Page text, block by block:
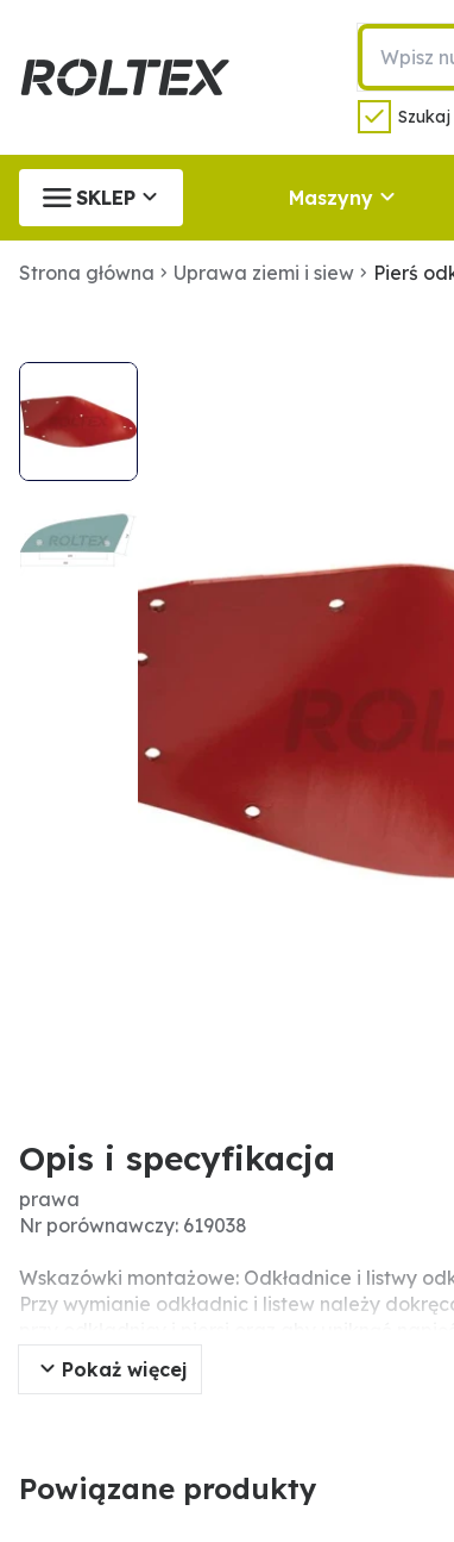
SKLEP Maszyny
Strona główna Uprawa ziemi i siew Pierś
Opis i specyfikacja
prawa
Nr porównawczy: 619038
Wskazówki montażowe: Odkładnice i listwy
Przy wymianie odkładnic i listew należy
ponieważ może to prowadzić do uszkodzenia
Pasujące śruby: 2 x 1801235HU10
Pokaż więcej
Powiązane produkty